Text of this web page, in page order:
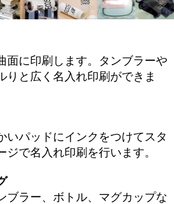
面に印刷します。タンブラーや
りと広く名入れ印刷ができま
いパッドにインクをつけてスタ
ジで名入れ印刷を行います。
ブラー、ボトル、マグカップな